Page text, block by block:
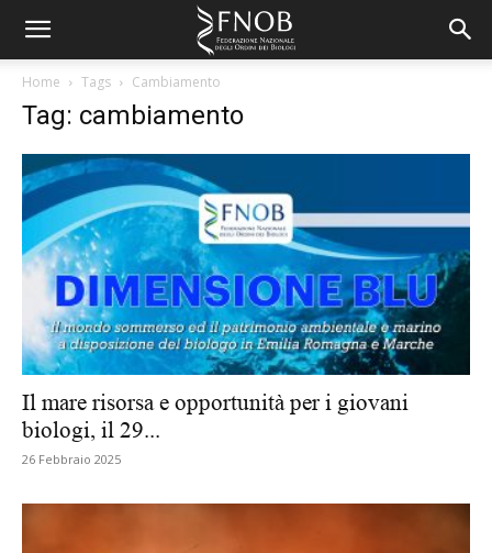
Home Tags Cambiamento
Tag: cambiamento
Il mare risorsa e opportunità per i giovani
biologi, il 29...
26 Febbraio 2025